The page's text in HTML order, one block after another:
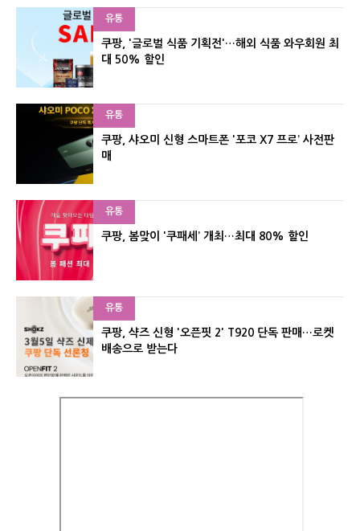
유통
쿠팡, '글로벌 식품 기획전'…해외 식품 와우회원 최
대 50% 할인
유통
쿠팡, 샤오미 신형 스마트폰 '포코 X7 프로’ 사전판
매
유통
쿠팡, 봄맞이 '쿠패세’ 개최…최대 80% 할인
유통
쿠팡, 샥즈 신형 '오픈핏 2' T920 단독 판매…로켓
배송으로 받는다